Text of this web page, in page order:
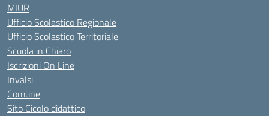
MIUR
Ufficio Scolastico Regionale
Ufficio Scolastico Territoriale
Scuola in Chiaro
Iscrizioni On Line
Invalsi
Comune
Sito Cicolo didattico